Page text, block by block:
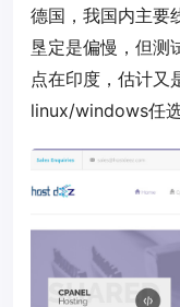
德国，我国内主要
垦定是偏慢，但测
点在印度，估计又
linux/windows任